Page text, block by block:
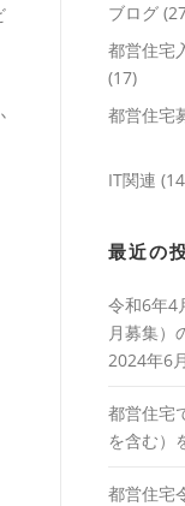
ブログ
都営住宅
(17)
都営住宅
IT関連
最近の
令和6年4
月募集）
2024年6
都営住宅
を含む）
都営住宅